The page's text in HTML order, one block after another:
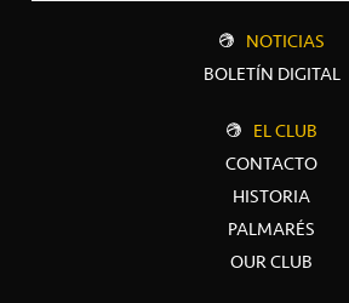
NOTICIAS
BOLETÍN DIGITAL
EL CLUB
CONTACTO
HISTORIA
PALMARÉS
OUR CLUB